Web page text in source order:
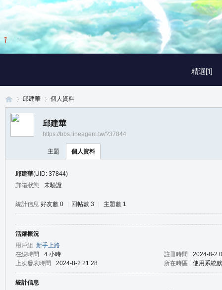
精選[1]
2 / 3
邱建華 個人資料
邱建華
https://bbs.lineagem.tw/?37844
主題 個人資料
邱建華(UID: 37844)
郵箱狀態
未驗證
統計信息 好友數 0 回帖數 3 主題數 1
活躍概況
用戶組 新手上路
在線時間
4 小時 註冊時間
2024-8-2
上次發表時間
2024-8-2 21:28 所在時區 使用系統
統計信息